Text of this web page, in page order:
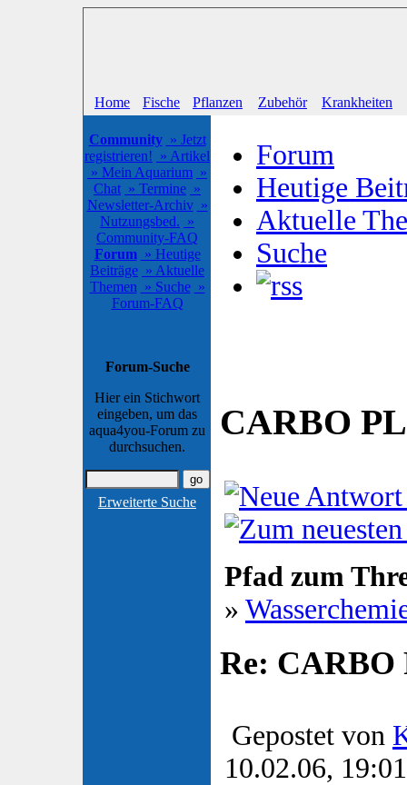
Home Fische Pflanzen Zubehör Krankheiten
Community » Jetzt
registrieren! » Artikel
» Mein Aquarium »
Chat » Termine »
Newsletter-Archiv »
Nutzungsbed. »
Community-FAQ
Forum » Heutige
Beiträge » Aktuelle
Themen » Suche »
Forum-FAQ
Forum-Suche
Hier ein Stichwort
eingeben, um das
aqua4you-Forum zu
durchsuchen.
Erweiterte Suche
Forum
Heutige
Aktuelle
Suche
CARBO
Pfad zum
»
Re: CARBO
Gepostet von
10.02.06, 19:01